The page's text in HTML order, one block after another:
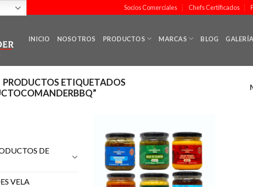
Socios Comerciales Chefs Certificados
INICIO NOSOTROS PRODUCTOS MARCAS BLOG GALERÍA
PRODUCTOS ETIQUETADOS
DE
VELA
Añadir
a la
lista de
deseos